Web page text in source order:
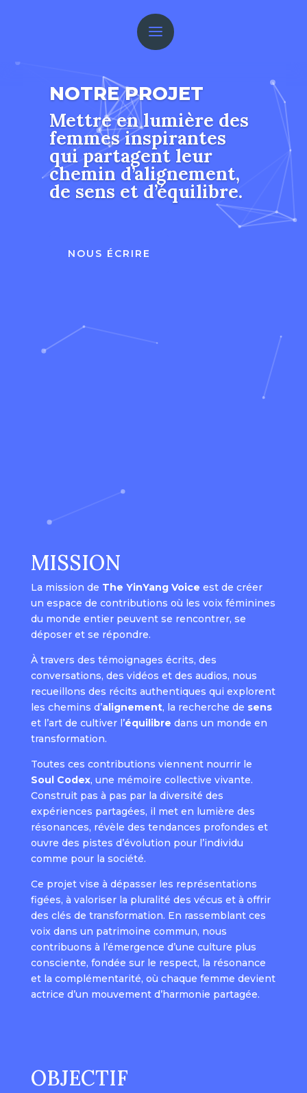
NOTRE PROJET
Mettre en lumière des
femmes inspirantes
qui partagent leur
chemin d’alignement,
de sens et d’équilibre.
NOUS ÉCRIRE
MISSION
La mission de The YinYang Voice est de créer
un espace de contributions où les voix féminines
du monde entier peuvent se rencontrer, se
déposer et se répondre.
À travers des témoignages écrits, des
conversations, des vidéos et des audios, nous
recueillons des récits authentiques qui explorent
les chemins d’alignement, la recherche de sens
et l’art de cultiver l’équilibre dans un monde en
transformation.
Toutes ces contributions viennent nourrir le
Soul Codex, une mémoire collective vivante.
Construit pas à pas par la diversité des
expériences partagées, il met en lumière des
résonances, révèle des tendances profondes et
ouvre des pistes d’évolution pour l’individu
comme pour la société.
Ce projet vise à dépasser les représentations
figées, à valoriser la pluralité des vécus et à offrir
des clés de transformation. En rassemblant ces
voix dans un patrimoine commun, nous
contribuons à l’émergence d’une culture plus
consciente, fondée sur le respect, la résonance
et la complémentarité, où chaque femme devient
actrice d’un mouvement d’harmonie partagée.
OBJECTIF